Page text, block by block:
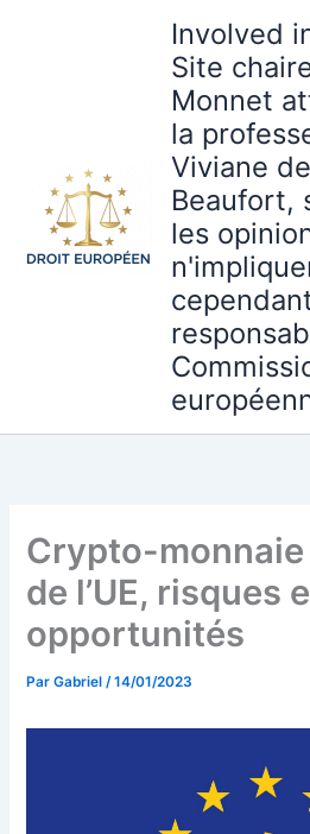
Involved
Site
Monnet
la
Viviane de
Beaufort,
les
Crypto-
de l’UE, risques
opportunités
ParGabriel/14/01/2023